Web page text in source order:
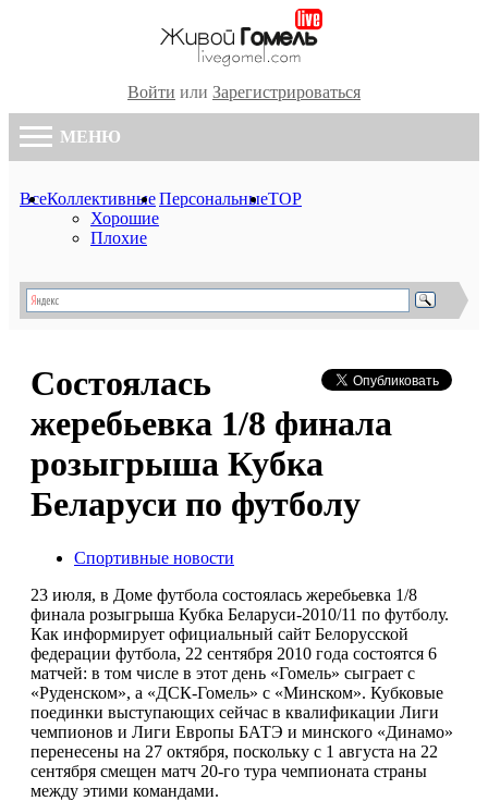
Войти или Зарегистрироваться
МЕНЮ
ВсеКоллективные
Хорошие
Плохие
ПерсональныеTOP
Состоялась
жеребьевка 1/8 финала
розыгрыша Кубка
Беларуси по футболу
Спортивные новости
23 июля, в Доме футбола состоялась жеребьевка 1/8
финала розыгрыша Кубка Беларуси-2010/11 по футболу.
Как информирует официальный сайт Белорусской
федерации футбола, 22 сентября 2010 года состоятся 6
матчей: в том числе в этот день «Гомель» сыграет с
«Руденском», а «ДСК-Гомель» с «Минском». Кубковые
поединки выступающих сейчас в квалификации Лиги
чемпионов и Лиги Европы БАТЭ и минского «Динамо»
перенесены на 27 октября, поскольку с 1 августа на 22
сентября смещен матч 20-го тура чемпионата страны
между этими командами.